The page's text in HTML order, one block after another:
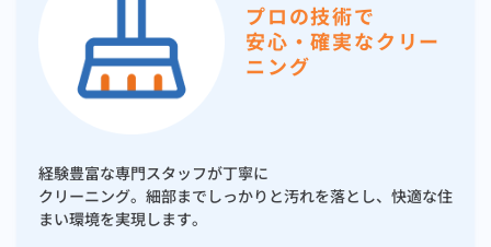
プロの技術で
安心・確実なクリー
ニング
経験豊富な専門スタッフが丁寧に
クリーニング。細部までしっかりと汚れを落とし、快適な住
まい環境を実現します。